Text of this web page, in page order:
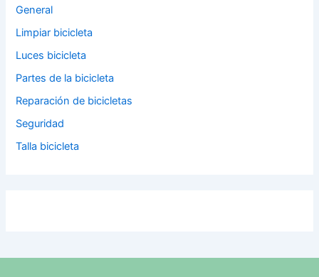
General
Limpiar bicicleta
Luces bicicleta
Partes de la bicicleta
Reparación de bicicletas
Seguridad
Talla bicicleta